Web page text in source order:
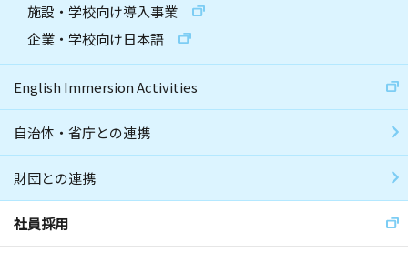
施設・学校向け導入事業
企業・学校向け日本語
English Immersion Activities
自治体・省庁との連携
財団との連携
社員採用